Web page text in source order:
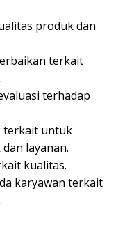
produk dan
terkait
terhadap
terkait untuk
layanan.
kualitas.
karyawan terkait